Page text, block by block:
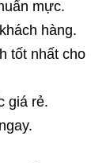
mực.
hàng.
tốt nhất cho
giá rẻ.